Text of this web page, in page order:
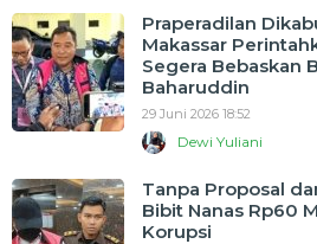
Praperadilan
Makassar
Segera Bebaskan
Baharuddin
29 Juni 2026 18:52
Dewi Yuliani
Tanpa Proposal
Bibit Nanas Rp60
Korupsi